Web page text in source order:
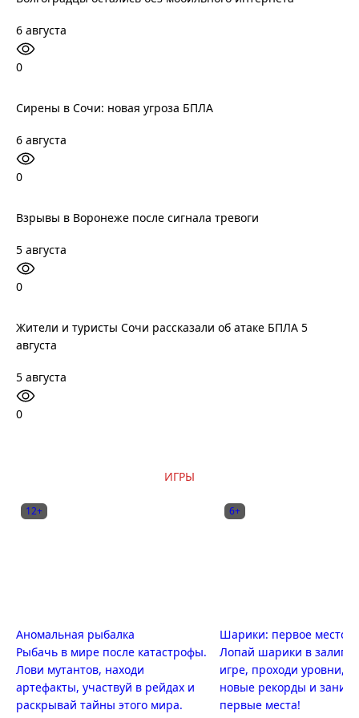
6 августа
0
Сирены в Сочи: новая угроза БПЛА
6 августа
0
Взрывы в Воронеже после сигнала тревоги
5 августа
0
Жители и туристы Сочи рассказали об атаке БПЛА 5
августа
5 августа
0
ИГРЫ
12+
Аномальная рыбалка
Рыбачь в мире после катастрофы.
Лови мутантов, находи
артефакты, участвуй в рейдах и
раскрывай тайны этого мира.
6+
Шарики: первое место
Лопай шарики в
игре, проходи уровни,
новые рекорды и
первые места!